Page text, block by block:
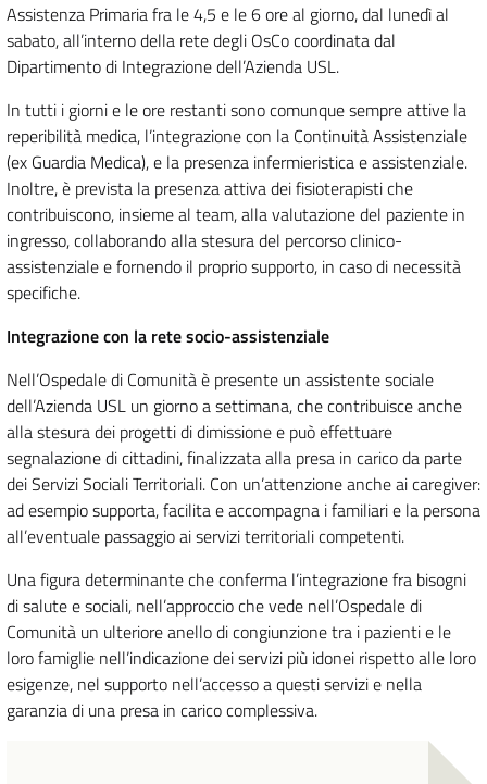
Assistenza Primaria fra le 4,5 e le 6 ore al giorno, dal lunedì al
sabato, all’interno della rete degli OsCo coordinata dal
Dipartimento di Integrazione dell’Azienda USL.
In tutti i giorni e le ore restanti sono comunque sempre attive la
reperibilità medica, l’integrazione con la Continuità Assistenziale
(ex Guardia Medica), e la presenza infermieristica e assistenziale.
Inoltre, è prevista la presenza attiva dei fisioterapisti che
contribuiscono, insieme al team, alla valutazione del paziente in
ingresso, collaborando alla stesura del percorso clinico-
assistenziale e fornendo il proprio supporto, in caso di necessità
specifiche.
Integrazione con la rete socio-assistenziale
Nell’Ospedale di Comunità è presente un assistente sociale
dell’Azienda USL un giorno a settimana, che contribuisce anche
alla stesura dei progetti di dimissione e può effettuare
segnalazione di cittadini, finalizzata alla presa in carico da parte
dei Servizi Sociali Territoriali. Con un’attenzione anche ai caregiver:
ad esempio supporta, facilita e accompagna i familiari e la persona
all’eventuale passaggio ai servizi territoriali competenti.
Una figura determinante che conferma l’integrazione fra bisogni
di salute e sociali, nell’approccio che vede nell’Ospedale di
Comunità un ulteriore anello di congiunzione tra i pazienti e le
loro famiglie nell’indicazione dei servizi più idonei rispetto alle loro
esigenze, nel supporto nell’accesso a questi servizi e nella
garanzia di una presa in carico complessiva.